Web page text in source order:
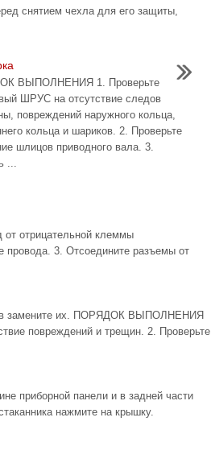
снятием чехла для его защиты,
ВЫПОЛНЕНИЯ 1. Проверьте
ШРУС на отсутствие следов
повреждений наружного кольца,
кольца и шариков. 2. Проверьте
шлицов приводного вала. 3.
...
отрицательной клеммы
провода. 3. Отсоедините разъемы от
замените их. ПОРЯДОК ВЫПОЛНЕНИЯ
повреждений и трещин. 2. Проверьте
приборной панели и в задней части
нажмите на крышку.